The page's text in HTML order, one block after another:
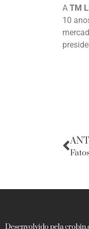
A TM
10
Desenvolvido pela